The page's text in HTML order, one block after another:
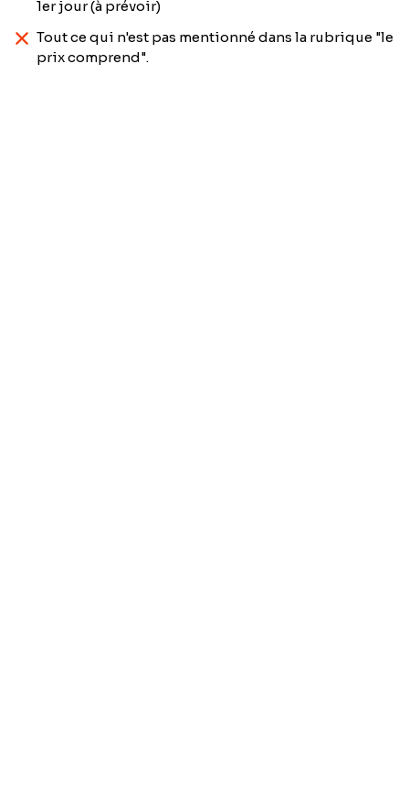
1er jour (à prévoir)
Tout ce qui n'est pas mentionné dans la rubrique "le
prix comprend".